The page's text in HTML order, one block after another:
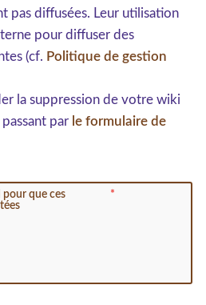
pas diffusées. Leur utilisation
pour diffuser des
(cf. Politique de gestion
la suppression de votre wiki
par le formulaire de
pour que ces